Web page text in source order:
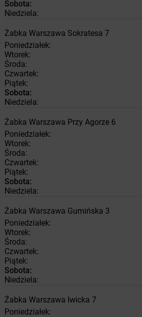
Sobota:
Niedziela:
Żabka Warszawa Sokratesa 7
Poniedziałek:
Wtorek:
Środa:
Czwartek:
Piątek:
Sobota:
Niedziela:
Żabka Warszawa Przy Agorze 6
Poniedziałek:
Wtorek:
Środa:
Czwartek:
Piątek:
Sobota:
Niedziela:
Żabka Warszawa Gumińska 3
Poniedziałek:
Wtorek:
Środa:
Czwartek:
Piątek:
Sobota:
Niedziela:
Żabka Warszawa Iwicka 7
Poniedziałek: